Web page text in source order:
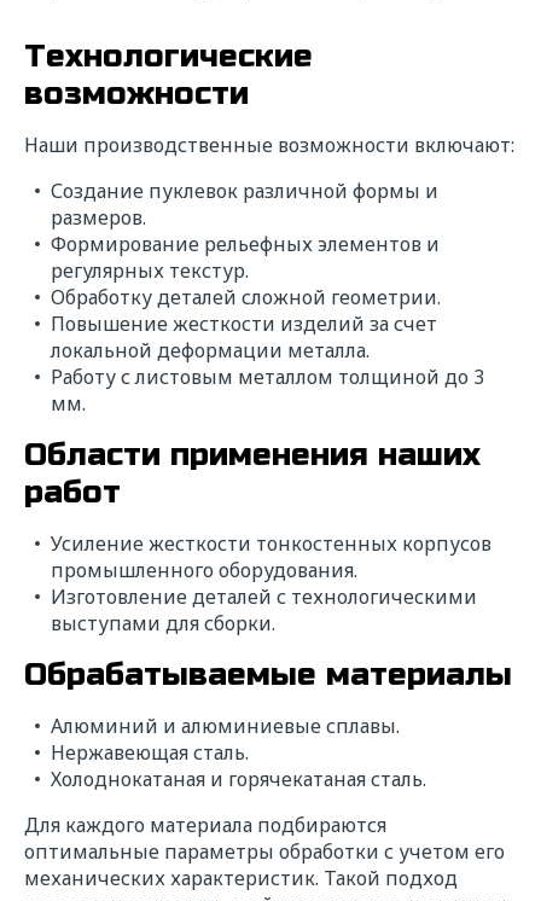
Технологические
возможности
Наши производственные возможности включают:
Создание пуклевок различной формы и
размеров.
Формирование рельефных элементов и
регулярных текстур.
Обработку деталей сложной геометрии.
Повышение жесткости изделий за счет
локальной деформации металла.
Работу с листовым металлом толщиной до 3
мм.
Области применения наших
работ
Усиление жесткости тонкостенных корпусов
промышленного оборудования.
Изготовление деталей с технологическими
выступами для сборки.
Обрабатываемые материалы
Алюминий и алюминиевые сплавы.
Нержавеющая сталь.
Холоднокатаная и горячекатаная сталь.
Для каждого материала подбираются
оптимальные параметры обработки с учетом его
механических характеристик. Такой подход